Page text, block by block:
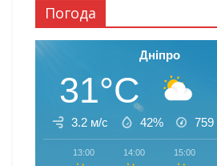
Погода
Дніпро
31°C
3.2 м/с 42% 759
13:00 14:00 15:00